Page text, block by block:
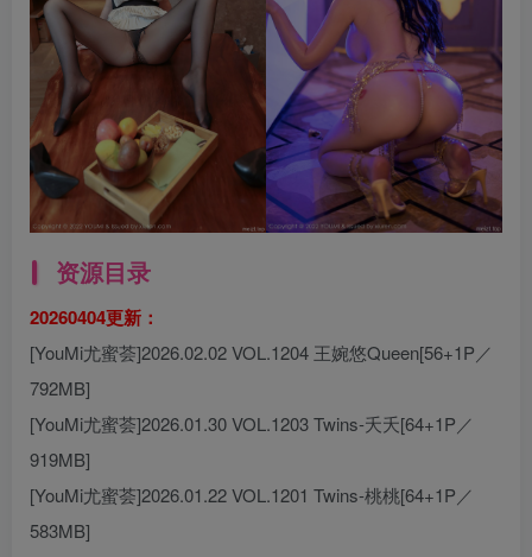
资源目录
20260404更新：
[YouMi尤蜜荟]2026.02.02 VOL.1204 王婉悠Queen[56+1P／
792MB]
[YouMi尤蜜荟]2026.01.30 VOL.1203 Twins-夭夭[64+1P／
919MB]
[YouMi尤蜜荟]2026.01.22 VOL.1201 Twins-桃桃[64+1P／
583MB]